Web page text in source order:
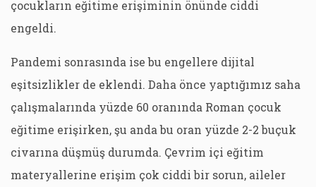
çocukların eğitime erişiminin önünde ciddi
engeldi.
Pandemi sonrasında ise bu engellere dijital
eşitsizlikler de eklendi. Daha önce yaptığımız saha
çalışmalarında yüzde 60 oranında Roman çocuk
eğitime erişirken, şu anda bu oran yüzde 2-2 buçuk
civarına düşmüş durumda. Çevrim içi eğitim
materyallerine erişim çok ciddi bir sorun, aileler